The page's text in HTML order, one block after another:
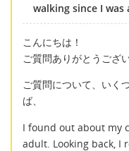
walking since I was
こんにちは！
ご質問ありがとうござい
ご質問について、いく
ば、
I found out about my
adult. Looking back, I